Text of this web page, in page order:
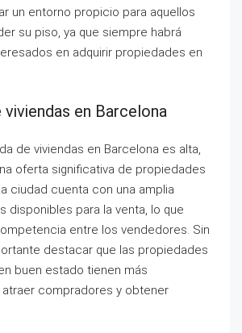
un entorno propicio para aquellos
su piso, ya que siempre habrá
en adquirir propiedades en
en Barcelona
de viviendas en Barcelona es alta,
oferta significativa de propiedades
ciudad cuenta con una amplia
disponibles para la venta, lo que
entre los vendedores. Sin
destacar que las propiedades
buen estado tienen más
compradores y obtener